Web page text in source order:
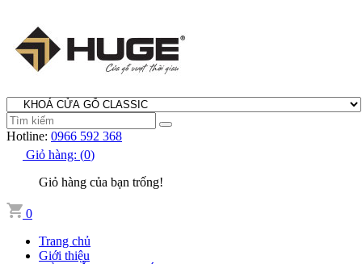
Hotline: 0966 592 368
Giỏ hàng: (0)
Giỏ hàng của bạn trống!
0
Trang chủ
Giới thiệu